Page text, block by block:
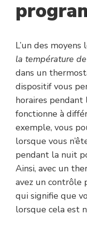
L’un des
la température
dans un
dispositif vous
horaires
fonctionne à
exemple, vous
lorsque vous
pendant la nuit
Ainsi, avec un
avez un contrôle
qui signifie que
lorsque cela est